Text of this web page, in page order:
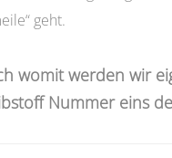
geht.
womit werden wir
Nummer eins